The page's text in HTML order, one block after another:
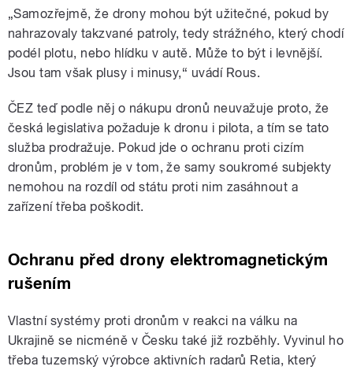
„Samozřejmě, že drony mohou být užitečné, pokud by
nahrazovaly takzvané patroly, tedy strážného, který chodí
podél plotu, nebo hlídku v autě. Může to být i levnější.
Jsou tam však plusy i minusy,“ uvádí Rous.
ČEZ teď podle něj o nákupu dronů neuvažuje proto, že
česká legislativa požaduje k dronu i pilota, a tím se tato
služba prodražuje. Pokud jde o ochranu proti cizím
dronům, problém je v tom, že samy soukromé subjekty
nemohou na rozdíl od státu proti nim zasáhnout a
zařízení třeba poškodit.
Ochranu před drony elektromagnetickým
rušením
Vlastní systémy proti dronům v reakci na válku na
Ukrajině se nicméně v Česku také již rozběhly. Vyvinul ho
třeba tuzemský výrobce aktivních radarů Retia, který